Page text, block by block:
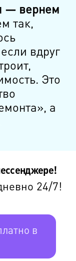
— вернем
так,
вдруг
Это
а
24/7!
в